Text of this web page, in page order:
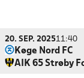
20. SEP. 202511:40
Køge Nord FC
AIK 65 Strøby